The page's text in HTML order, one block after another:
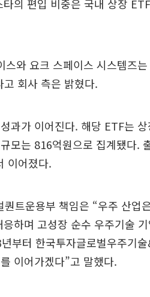
의 편입 비중은 국내 상장
와 요크 스페이스 시스템즈
회사 측은 밝혔다.
과가 이어진다. 해당 ETF는
모는 816억원으로 집계됐다.
이어졌다.
트운용부 책임은 “우주 산업
하며 고성장 순수 우주기술
부터 한국투자글로벌우주기
이어가겠다”고 말했다.